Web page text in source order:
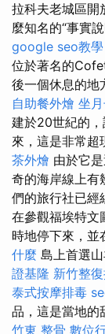
拉科夫老城區開
麼知名的“事實
google seo教學
位於著名的
後一個休息的地
自助餐外燴 坐
建於20世紀的
來，這是非常超
茶外燴 由於它
奇的海岸線上有
們的旅行社已經
在參觀福埃特
時地停下來，並
什麼 島上首選
證基隆 新竹整
泰式按摩排毒
品，這是當地
竹東 整骨 數位